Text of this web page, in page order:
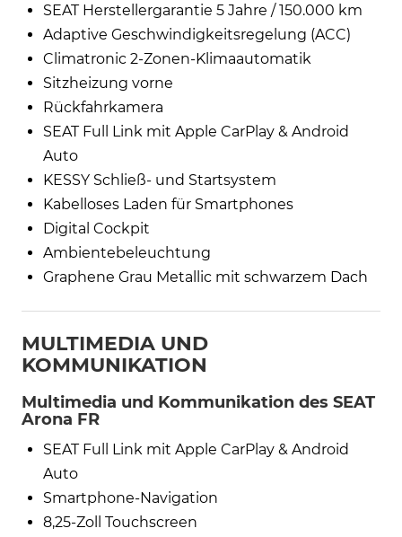
SEAT Herstellergarantie 5 Jahre / 150.000 km
Adaptive Geschwindigkeitsregelung (ACC)
Climatronic 2-Zonen-Klimaautomatik
Sitzheizung vorne
Rückfahrkamera
SEAT Full Link mit Apple CarPlay & Android
Auto
KESSY Schließ- und Startsystem
Kabelloses Laden für Smartphones
Digital Cockpit
Ambientebeleuchtung
Graphene Grau Metallic mit schwarzem Dach
MULTIMEDIA UND
KOMMUNIKATION
Multimedia und Kommunikation des SEAT
Arona FR
SEAT Full Link mit Apple CarPlay & Android
Auto
Smartphone-Navigation
8,25-Zoll Touchscreen